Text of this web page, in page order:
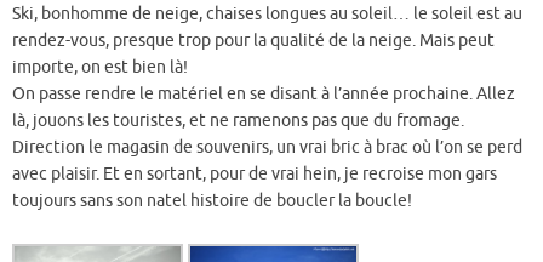
Ski, bonhomme de neige, chaises longues au soleil… le soleil est au
rendez-vous, presque trop pour la qualité de la neige. Mais peut
importe, on est bien là!
On passe rendre le matériel en se disant à l’année prochaine. Allez
là, jouons les touristes, et ne ramenons pas que du fromage.
Direction le magasin de souvenirs, un vrai bric à brac où l’on se perd
avec plaisir. Et en sortant, pour de vrai hein, je recroise mon gars
toujours sans son natel histoire de boucler la boucle!